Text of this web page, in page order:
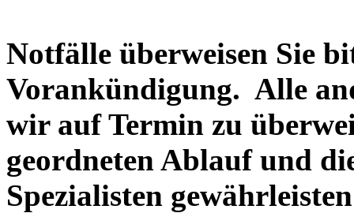
Notfälle überweisen Sie
Vorankündigung. Alle
wir auf Termin zu
geordneten Ablauf und
Spezialisten